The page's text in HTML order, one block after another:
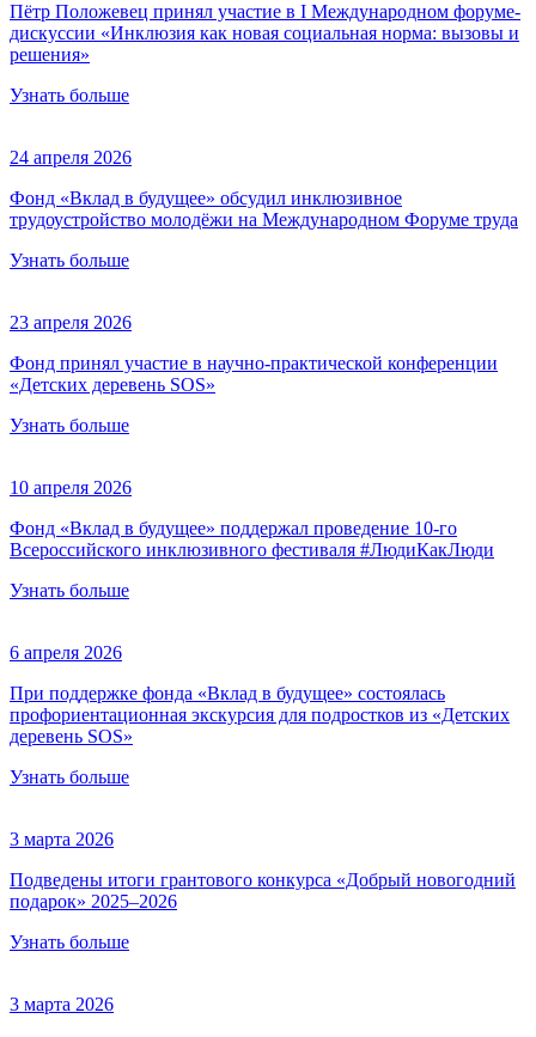
Пётр Положевец принял участие в I Международном форуме-
дискуссии «Инклюзия как новая социальная норма: вызовы и
решения»
Узнать больше
24 апреля 2026
Фонд «Вклад в будущее» обсудил инклюзивное
трудоустройство молодёжи на Международном Форуме труда
Узнать больше
23 апреля 2026
Фонд принял участие в научно-практической конференции
«Детских деревень SOS»
Узнать больше
10 апреля 2026
Фонд «Вклад в будущее» поддержал проведение 10-го
Всероссийского инклюзивного фестиваля #ЛюдиКакЛюди
Узнать больше
6 апреля 2026
При поддержке фонда «Вклад в будущее» состоялась
профориентационная экскурсия для подростков из «Детских
деревень SOS»
Узнать больше
3 марта 2026
Подведены итоги грантового конкурса «Добрый новогодний
подарок» 2025–2026
Узнать больше
3 марта 2026